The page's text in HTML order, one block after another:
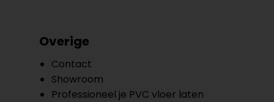
Overige
Contact
Showroom
Professioneel je PVC vloer laten